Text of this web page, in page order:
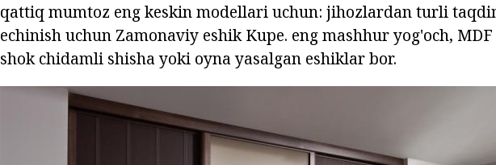
qattiq mumtoz eng keskin modellari uchun: jihozlardan turli
echinish uchun Zamonaviy eshik Kupe. eng mashhur yog'och,
shok chidamli shisha yoki oyna yasalgan eshiklar bor.